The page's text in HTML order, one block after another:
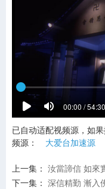
00:00 / 54:30
已自动适配视频源，如
频源：
大爱台加速源
上一集： 汝當諦信 如來
下一集： 深信精勤 漸入
1.如来寿量品第十